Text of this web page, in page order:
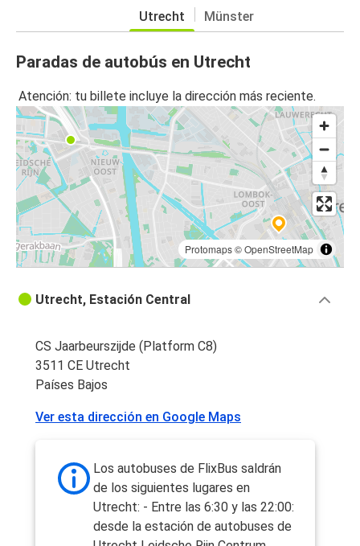
Utrecht Münster
Paradas de autobús en Utrecht
Atención: tu billete incluye la dirección más reciente.
Protomaps©OpenStreetMap
Utrecht, Estación Central
CS Jaarbeurszijde (Platform C8)
3511 CE Utrecht
Países Bajos
Ver esta dirección en Google Maps
Los autobuses de FlixBus saldrán
de los siguientes lugares en
Utrecht: - Entre las 6:30 y las 22:00:
desde la estación de autobuses de